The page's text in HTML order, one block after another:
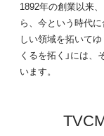
1892年の創業以来
ら、今という時代
しい領域を拓いて
くるを拓く」には
います。